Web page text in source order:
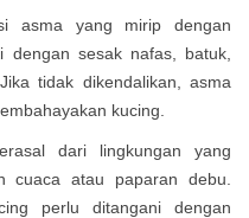
asma yang mirip dengan
dengan sesak nafas, batuk,
tidak dikendalikan, asma
kucing.
dari lingkungan yang
cuaca atau paparan debu.
perlu ditangani dengan